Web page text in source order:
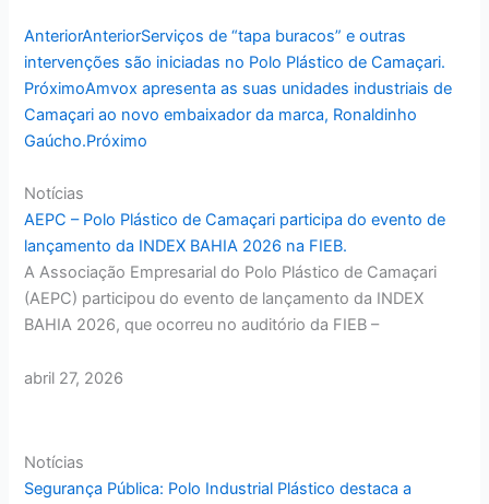
AnteriorAnteriorServiços de “tapa buracos” e outras
intervenções são iniciadas no Polo Plástico de Camaçari.
PróximoAmvox apresenta as suas unidades industriais de
Camaçari ao novo embaixador da marca, Ronaldinho
Gaúcho.Próximo
Notícias
AEPC – Polo Plástico de Camaçari participa do evento de
lançamento da INDEX BAHIA 2026 na FIEB.
A Associação Empresarial do Polo Plástico de Camaçari
(AEPC) participou do evento de lançamento da INDEX
BAHIA 2026, que ocorreu no auditório da FIEB –
abril 27, 2026
Notícias
Segurança Pública: Polo Industrial Plástico destaca a